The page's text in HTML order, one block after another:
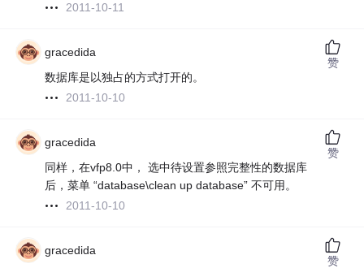
2011-10-11
gracedida
数据库是以独占的方式打开的。
2011-10-10
赞
gracedida
同样，在vfp8.0中， 选中待设置参照完整性的数据库
后，菜单 “database\clean up database” 不可用。
2011-10-10
赞
gracedida
赞